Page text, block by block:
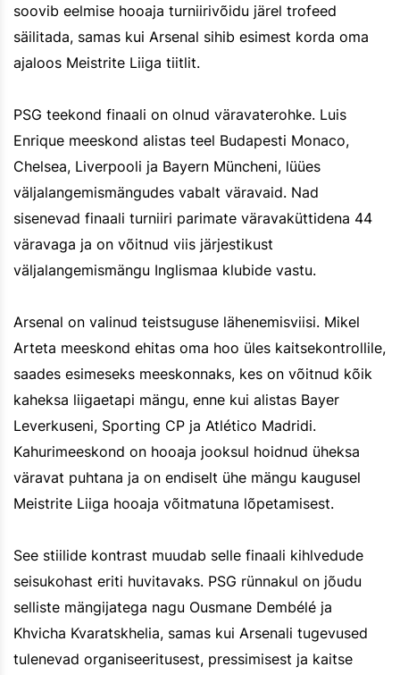
soovib eelmise hooaja turniirivõidu järel trofeed
säilitada, samas kui Arsenal sihib esimest korda oma
ajaloos Meistrite Liiga tiitlit.
PSG teekond finaali on olnud väravaterohke. Luis
Enrique meeskond alistas teel Budapesti Monaco,
Chelsea, Liverpooli ja Bayern Müncheni, lüües
väljalangemismängudes vabalt väravaid. Nad
sisenevad finaali turniiri parimate väravaküttidena 44
väravaga ja on võitnud viis järjestikust
väljalangemismängu Inglismaa klubide vastu.
Arsenal on valinud teistsuguse lähenemisviisi. Mikel
Arteta meeskond ehitas oma hoo üles kaitsekontrollile,
saades esimeseks meeskonnaks, kes on võitnud kõik
kaheksa liigaetapi mängu, enne kui alistas Bayer
Leverkuseni, Sporting CP ja Atlético Madridi.
Kahurimeeskond on hooaja jooksul hoidnud üheksa
väravat puhtana ja on endiselt ühe mängu kaugusel
Meistrite Liiga hooaja võitmatuna lõpetamisest.
See stiilide kontrast muudab selle finaali kihlvedude
seisukohast eriti huvitavaks. PSG rünnakul on jõudu
selliste mängijatega nagu Ousmane Dembélé ja
Khvicha Kvaratskhelia, samas kui Arsenali tugevused
tulenevad organiseeritusest, pressimisest ja kaitse